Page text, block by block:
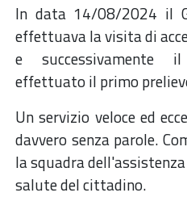
In data 14/08/2024 il
effettuava la visita di
e successivamente
effettuato il primo
Un servizio veloce ed
davvero senza parole.
la squadra
salute del cittadino.